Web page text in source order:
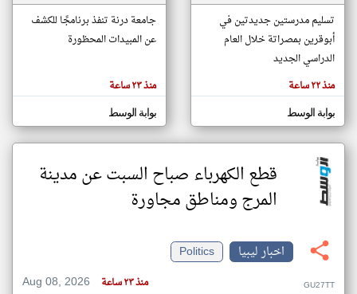
مصادر الأخبار من ليبيا
اخبار ليبيا على مدار الساعة
أهم اخبار ليبيا العاجلة والمباشرة
المقالات
الموجوده
هنا عن
وجهة
نظر
كاتبيها.
تسليم مدرستين جديدتين في
أبوقرين بمصراتة خلال العام
الدراسي الجديد
منذ ٢٢ ساعة
بوابة الوسط
جامعة درنة تنفذ برنامجًا للكشف
عن المبيدات المحظورة
منذ ٢٣ ساعة
بوابة الوسط
قطع الكهرباء صباح السبت عن مدينة
المرج ومناطق مجاورة
اخبار ليبيا
Politics
Aug 08, 2026
منذ ٢٣ ساعة GU27TT
klyoum.com